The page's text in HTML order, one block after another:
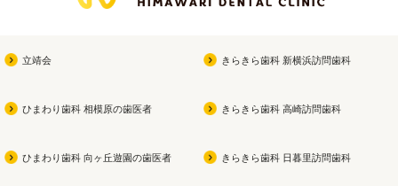
立靖会
ひまわり歯科 相模原の歯医者
ひまわり歯科 向ヶ丘遊園の歯医者
きらきら歯科 新横浜訪問歯科
きらきら歯科 高崎訪問歯科
きらきら歯科 日暮里訪問歯科